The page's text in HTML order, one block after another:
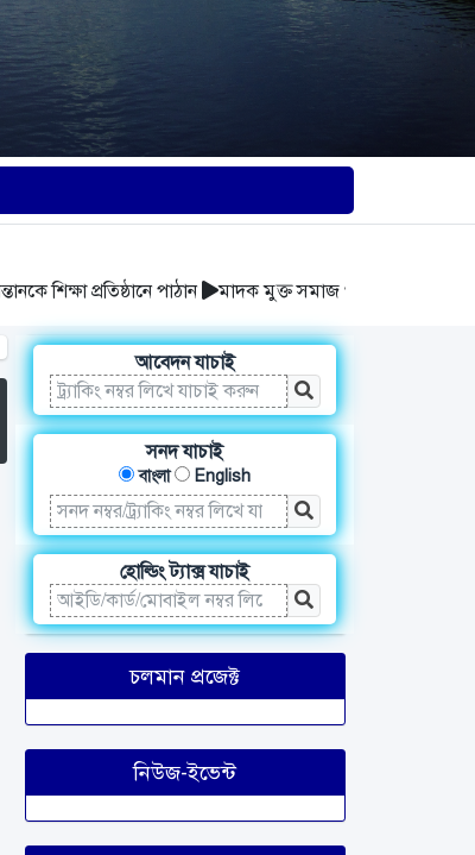
প্রতিষ্ঠানে পাঠান
মাদক মুক্ত সমাজ গঠন করুন
আবেদন যাচাই
সনদ যাচাই
বাংলা English
হোল্ডিং ট্যাক্স যাচাই
চলমান প্রজেক্ট
নিউজ-ইভেন্ট